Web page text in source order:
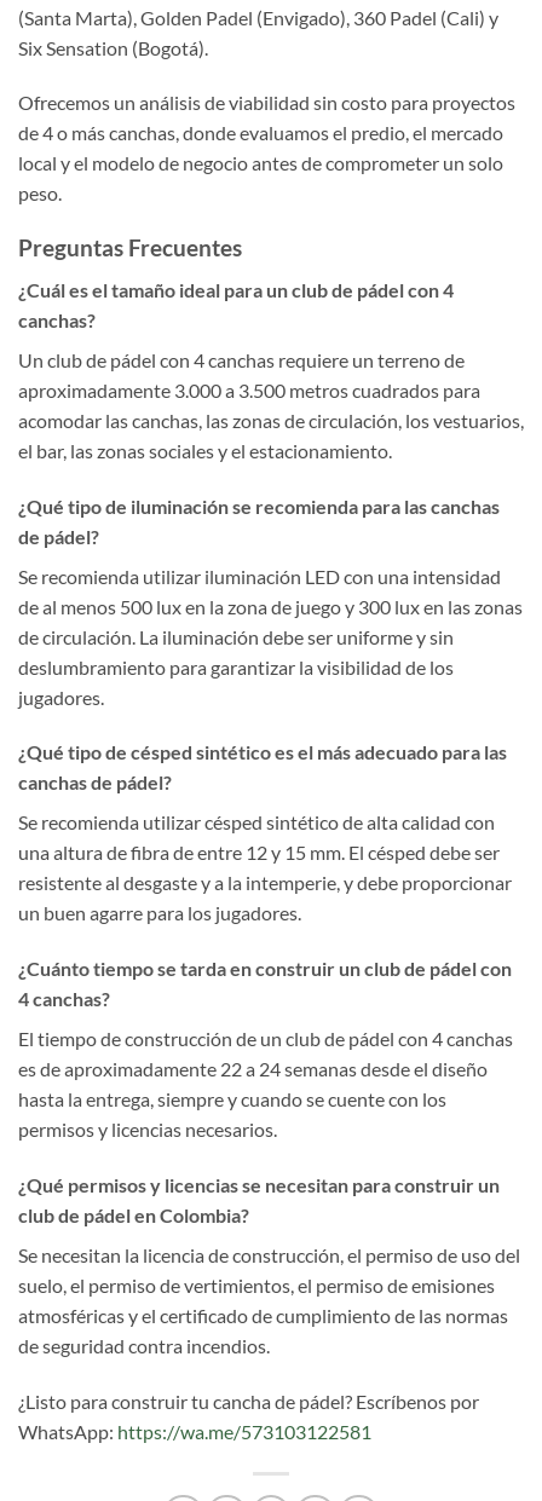
(Santa Marta), Golden Padel (Envigado), 360 Padel (Cali) y
Six Sensation (Bogotá).
Ofrecemos un análisis de viabilidad sin costo para proyectos
de 4 o más canchas, donde evaluamos el predio, el mercado
local y el modelo de negocio antes de comprometer un solo
peso.
Preguntas Frecuentes
¿Cuál es el tamaño ideal para un club de pádel con 4
canchas?
Un club de pádel con 4 canchas requiere un terreno de
aproximadamente 3.000 a 3.500 metros cuadrados para
acomodar las canchas, las zonas de circulación, los vestuarios,
el bar, las zonas sociales y el estacionamiento.
¿Qué tipo de iluminación se recomienda para las canchas
de pádel?
Se recomienda utilizar iluminación LED con una intensidad
de al menos 500 lux en la zona de juego y 300 lux en las zonas
de circulación. La iluminación debe ser uniforme y sin
deslumbramiento para garantizar la visibilidad de los
jugadores.
¿Qué tipo de césped sintético es el más adecuado para las
canchas de pádel?
Se recomienda utilizar césped sintético de alta calidad con
una altura de fibra de entre 12 y 15 mm. El césped debe ser
resistente al desgaste y a la intemperie, y debe proporcionar
un buen agarre para los jugadores.
¿Cuánto tiempo se tarda en construir un club de pádel con
4 canchas?
El tiempo de construcción de un club de pádel con 4 canchas
es de aproximadamente 22 a 24 semanas desde el diseño
hasta la entrega, siempre y cuando se cuente con los
permisos y licencias necesarios.
¿Qué permisos y licencias se necesitan para construir un
club de pádel en Colombia?
Se necesitan la licencia de construcción, el permiso de uso del
suelo, el permiso de vertimientos, el permiso de emisiones
atmosféricas y el certificado de cumplimiento de las normas
de seguridad contra incendios.
¿Listo para construir tu cancha de pádel? Escríbenos por
WhatsApp: https://wa.me/573103122581